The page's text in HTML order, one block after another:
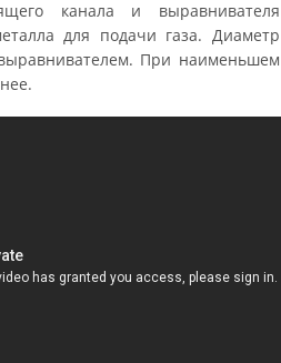
канала и выравнивателя
для подачи газа. Диаметр
При наименьшем